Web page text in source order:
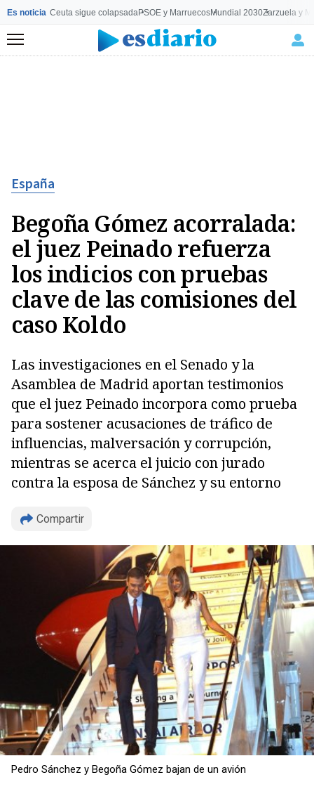
Es noticia Ceuta sigue colapsadaPSOE y MarruecosMundial 2030Zarzuela y
Menú
España
Begoña Gómez acorralada:
el juez Peinado refuerza
los indicios con pruebas
clave de las comisiones del
caso Koldo
Las investigaciones en el Senado y la
Asamblea de Madrid aportan testimonios
que el juez Peinado incorpora como prueba
para sostener acusaciones de tráfico de
influencias, malversación y corrupción,
mientras se acerca el juicio con jurado
contra la esposa de Sánchez y su entorno
Compartir
Copiar
Pedro Sánchez y Begoña Gómez bajan de un avión